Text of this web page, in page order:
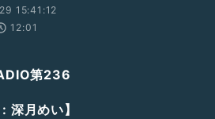
15:41:12
12:01
第236
: 深月めい】